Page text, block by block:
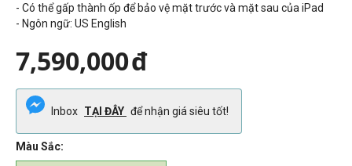
- Có thể gấp thành ốp để bảo vệ mặt trước và mặt sau của iPad
- Ngôn ngữ: US English
7,590,000đ
Inbox TẠI ĐÂY để nhận giá siêu tốt!
Màu Sắc: